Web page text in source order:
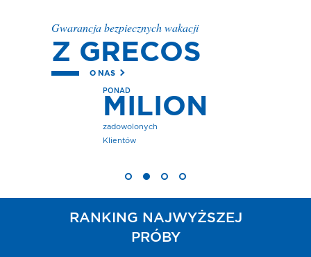
Gwarancja bezpiecznych wakacji
Z GRECOS
O NAS
PONAD
MILION
zadowolonych
Klientów
RANKING NAJWYŻSZEJ
PRÓBY